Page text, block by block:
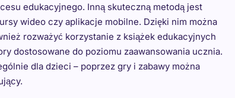
edukacyjnego. Inną skuteczną metodą jest
wideo czy aplikacje mobilne. Dzięki nim można
rozważyć korzystanie z książek edukacyjnych
dostosowane do poziomu zaawansowania ucznia.
dla dzieci – poprzez gry i zabawy można